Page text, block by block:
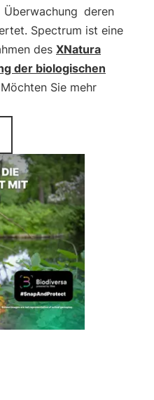
Überwachung deren
Spectrum ist eine
des XNatura
der biologischen
Sie mehr